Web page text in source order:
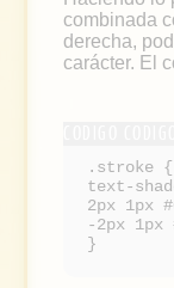
combinada
derecha,
carácter. El
.stroke {
text-
2px 1px
-2px 1px
}